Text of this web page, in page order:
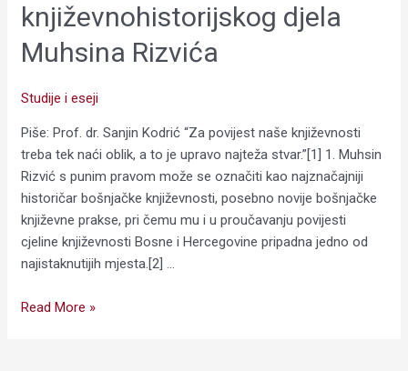
književnohistorijskog djela
Muhsina Rizvića
Studije i eseji
Piše: Prof. dr. Sanjin Kodrić “Za povijest naše književnosti
treba tek naći oblik, a to je upravo najteža stvar.”[1] 1. Muhsin
Rizvić s punim pravom može se označiti kao najznačajniji
historičar bošnjačke književnosti, posebno novije bošnjačke
književne prakse, pri čemu mu i u proučavanju povijesti
cjeline književnosti Bosne i Hercegovine pripadna jedno od
najistaknutijih mjesta.[2] …
Read More »